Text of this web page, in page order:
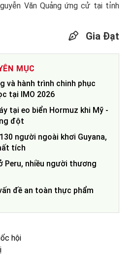
Văn Quảng ứng cử tại tỉnh
Gia Đạt
MỤC
và hành trình chinh phục
tại IMO 2026
tại eo biển Hormuz khi Mỹ -
đột
người ngoài khơi Guyana,
tích
Peru, nhiều người thương
đề an toàn thực phẩm
hội